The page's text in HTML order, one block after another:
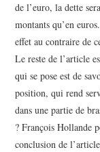
de l’euro, la dette
montants qu’en
effet au contraire de
Le reste de l’article
qui se pose est de
position, qui rend
dans une partie de
? François Hollande
conclusion de